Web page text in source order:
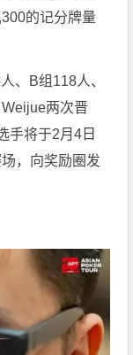
的记分牌量
、B组118人、
两次晋
手将于2月4日
，向奖励圈发